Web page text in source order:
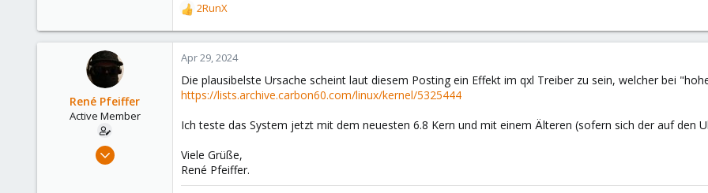
R
e
a
c
i
o
s
2RunX
René Pfeiffer
Active Member
Oct 29, 2018
Apr 29, 2024
Die plausibelste Ursache scheint laut diesem Posting ein Effekt im qxl Treiber zu sein, welcher bei
https://lists.archive.carbon60.com/linux/kernel/5325444
Ich teste das System jetzt mit dem neuesten 6.8 Kern und mit einem Älteren (sofern sich der auf den
Viele Grüße,
René Pfeiffer.